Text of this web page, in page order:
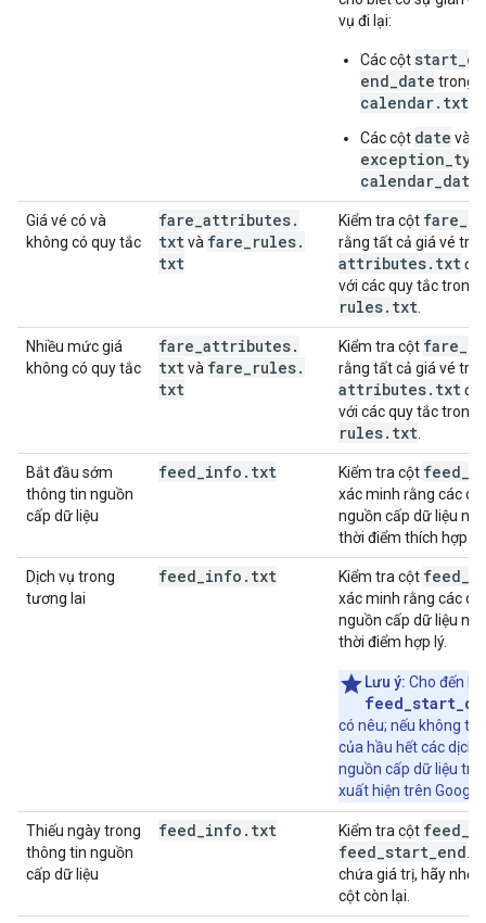
vụ đi lại:
Các cột
end_date trong
calendar.txt
Các cột date và
Giá vé có và
không có quy tắc
fare attributes.
txtvà fare rules.
txt
Kiểm tra cột fare
rằng tất cả giá vé
attributes. txt
với các quy tắc trong
rules. txt
Nhiều mức giá
không có quy tắc
fare attributes.
txtvà fare rules.
txt
Kiểm tra cột fare
rằng tất cả giá vé
attributes. txt
với các quy tắc trong
rules. txt
Bắt đầu sớm
thông tin nguồn
cấp dữ liệu
feed info . txt Kiểm tra cột feed
xác minh rằng các
nguồn cấp dữ liệu
thời điểm thích hợp.
Dịch vụ trong
tương lai
feed info . txt Kiểm tra cột
xác minh rằng các
nguồn cấp dữ liệu
thời điểm hợp lý.
Lưu ý: Cho đến khi
có nêu; nếu không
của hầu hết các dịch
nguồn cấp dữ liệu
xuất hiện trên Google
Thiếu ngày trong
thông tin nguồn
cấp dữ liệu
feed info . txt Kiểm tra cột feed
feed start end
chứa giá trị, hãy nhớ
cột còn lại.